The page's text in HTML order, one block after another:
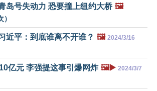
岛号失动力 恐要撞上纽约大桥 🖼️
）
近平：到底谁离不开谁？ 🖼️ 2024/3/16
亿元 李强提这事引爆网炸 🖼️▶️ 2024/3/7